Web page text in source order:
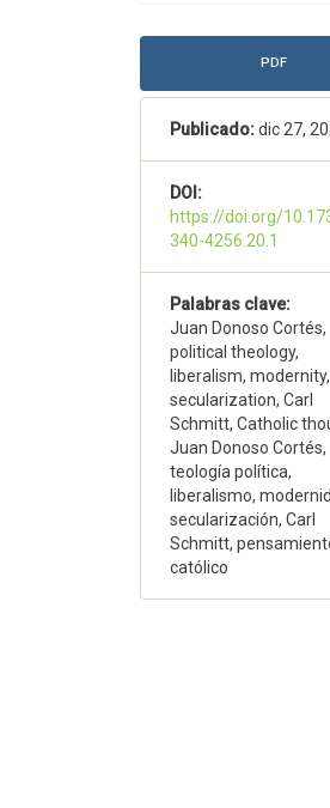
Barra
lateral
del
artículo
PDF
Publicado:dic 27,
DOI:
https://doi.org/
340-4256.20.1
Palabras clave:
Juan Donoso Cortés,
political theology,
liberalism, modernity,
secularization, Carl
Schmitt, Catholic
Juan Donoso Cortés,
teología política,
liberalismo,
secularización, Carl
Schmitt,
católico